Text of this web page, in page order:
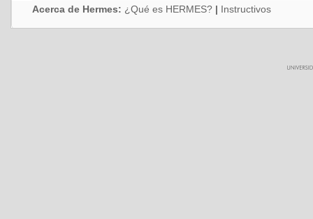
Acerca de Hermes: ¿Qué es HERMES? | Instructivos